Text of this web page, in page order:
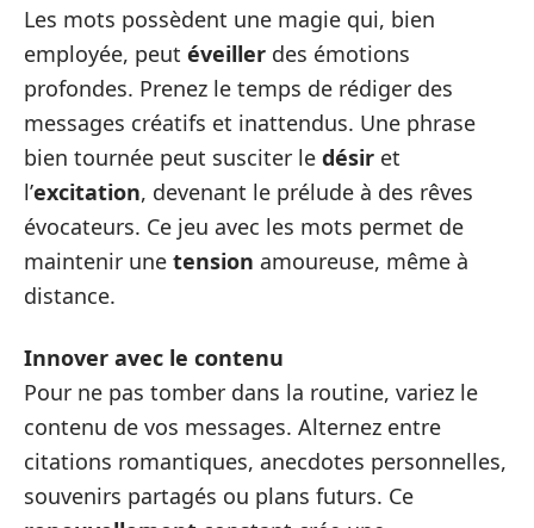
Les mots possèdent une magie qui, bien
employée, peut éveiller des émotions
profondes. Prenez le temps de rédiger des
messages créatifs et inattendus. Une phrase
bien tournée peut susciter le désir et
l’excitation, devenant le prélude à des rêves
évocateurs. Ce jeu avec les mots permet de
maintenir une tension amoureuse, même à
distance.
Innover avec le contenu
Pour ne pas tomber dans la routine, variez le
contenu de vos messages. Alternez entre
citations romantiques, anecdotes personnelles,
souvenirs partagés ou plans futurs. Ce